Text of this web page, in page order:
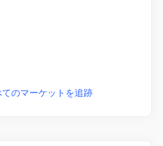
のマーケットを追跡